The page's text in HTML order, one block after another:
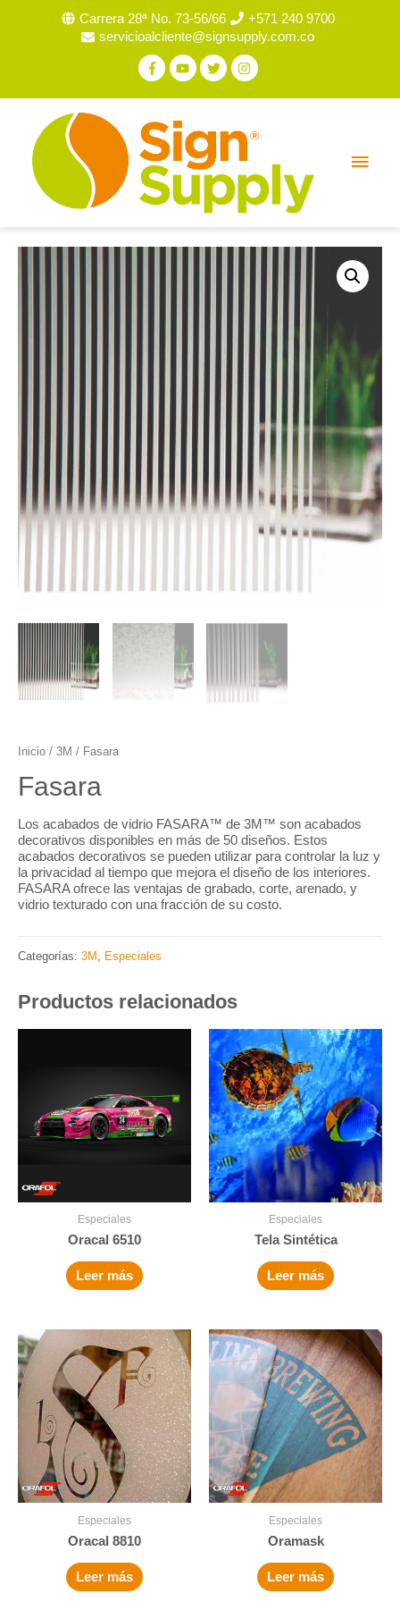
Carrera 28ª No. 73-56/66
+571 240 9700
servicioalcliente@signsupply.com.co
Inicio / 3M / Fasara
Fasara
Los acabados de vidrio FASARA™ de 3M™ son acabados
decorativos disponibles en más de 50 diseños. Estos
acabados decorativos se pueden utilizar para controlar la luz y
la privacidad al tiempo que mejora el diseño de los interiores.
FASARA ofrece las ventajas de grabado, corte, arenado, y
vidrio texturado con una fracción de su costo.
Categorías: 3M , Especiales
Productos relacionados
Especiales
Oracal 6510
Leer más
Especiales
Tela Sintética
Leer más
Especiales
Oracal 8810
Leer más
Especiales
Oramask
Leer más